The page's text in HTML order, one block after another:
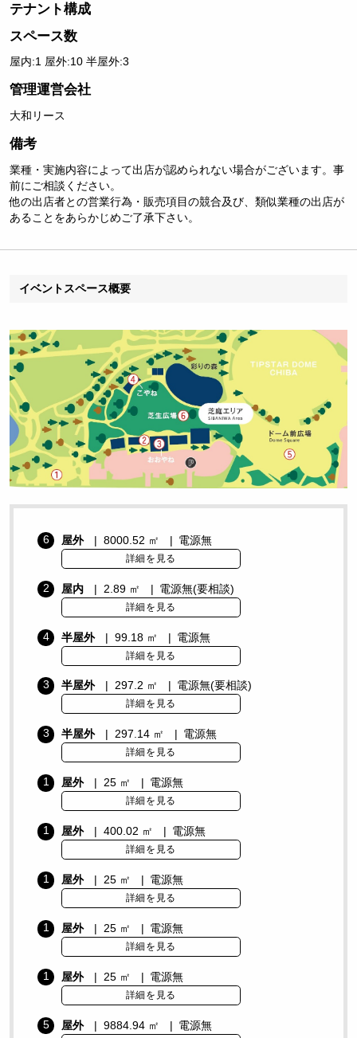
テナント構成
スペース数
屋内:1 屋外:10 半屋外:3
管理運営会社
大和リース
備考
業種・実施内容によって出店が認められない場合がございます。事
前にご相談ください。
他の出店者との営業行為・販売項目の競合及び、類似業種の出店が
あることをあらかじめご了承下さい。
イベントスペース概要
6 屋外 8000.52 ㎡ 電源無
詳細を見る
2 屋内 2.89 ㎡ 電源無(要相談)
詳細を見る
4 半屋外 99.18 ㎡ 電源無
詳細を見る
3 半屋外 297.2 ㎡ 電源無(要相談)
詳細を見る
3 半屋外 297.14 ㎡ 電源無
詳細を見る
1 屋外 25 ㎡ 電源無
詳細を見る
1 屋外 400.02 ㎡ 電源無
詳細を見る
1 屋外 25 ㎡ 電源無
詳細を見る
1 屋外 25 ㎡ 電源無
詳細を見る
1 屋外 25 ㎡ 電源無
詳細を見る
5 屋外 9884.94 ㎡ 電源無